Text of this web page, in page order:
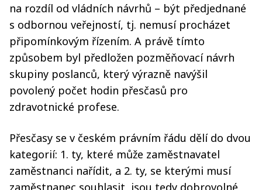
na rozdíl od vládních návrhů – být předjednané
s odbornou veřejností, tj. nemusí procházet
připomínkovým řízením. A právě tímto
způsobem byl předložen pozměňovací návrh
skupiny poslanců, který výrazně navýšil
povolený počet hodin přesčasů pro
zdravotnické profese.
Přesčasy se v českém právním řádu dělí do dvou
kategorií: 1. ty, které může zaměstnavatel
zaměstnanci nařídit, a 2. ty, se kterými musí
zaměstnanec souhlasit, jsou tedy dobrovolné.